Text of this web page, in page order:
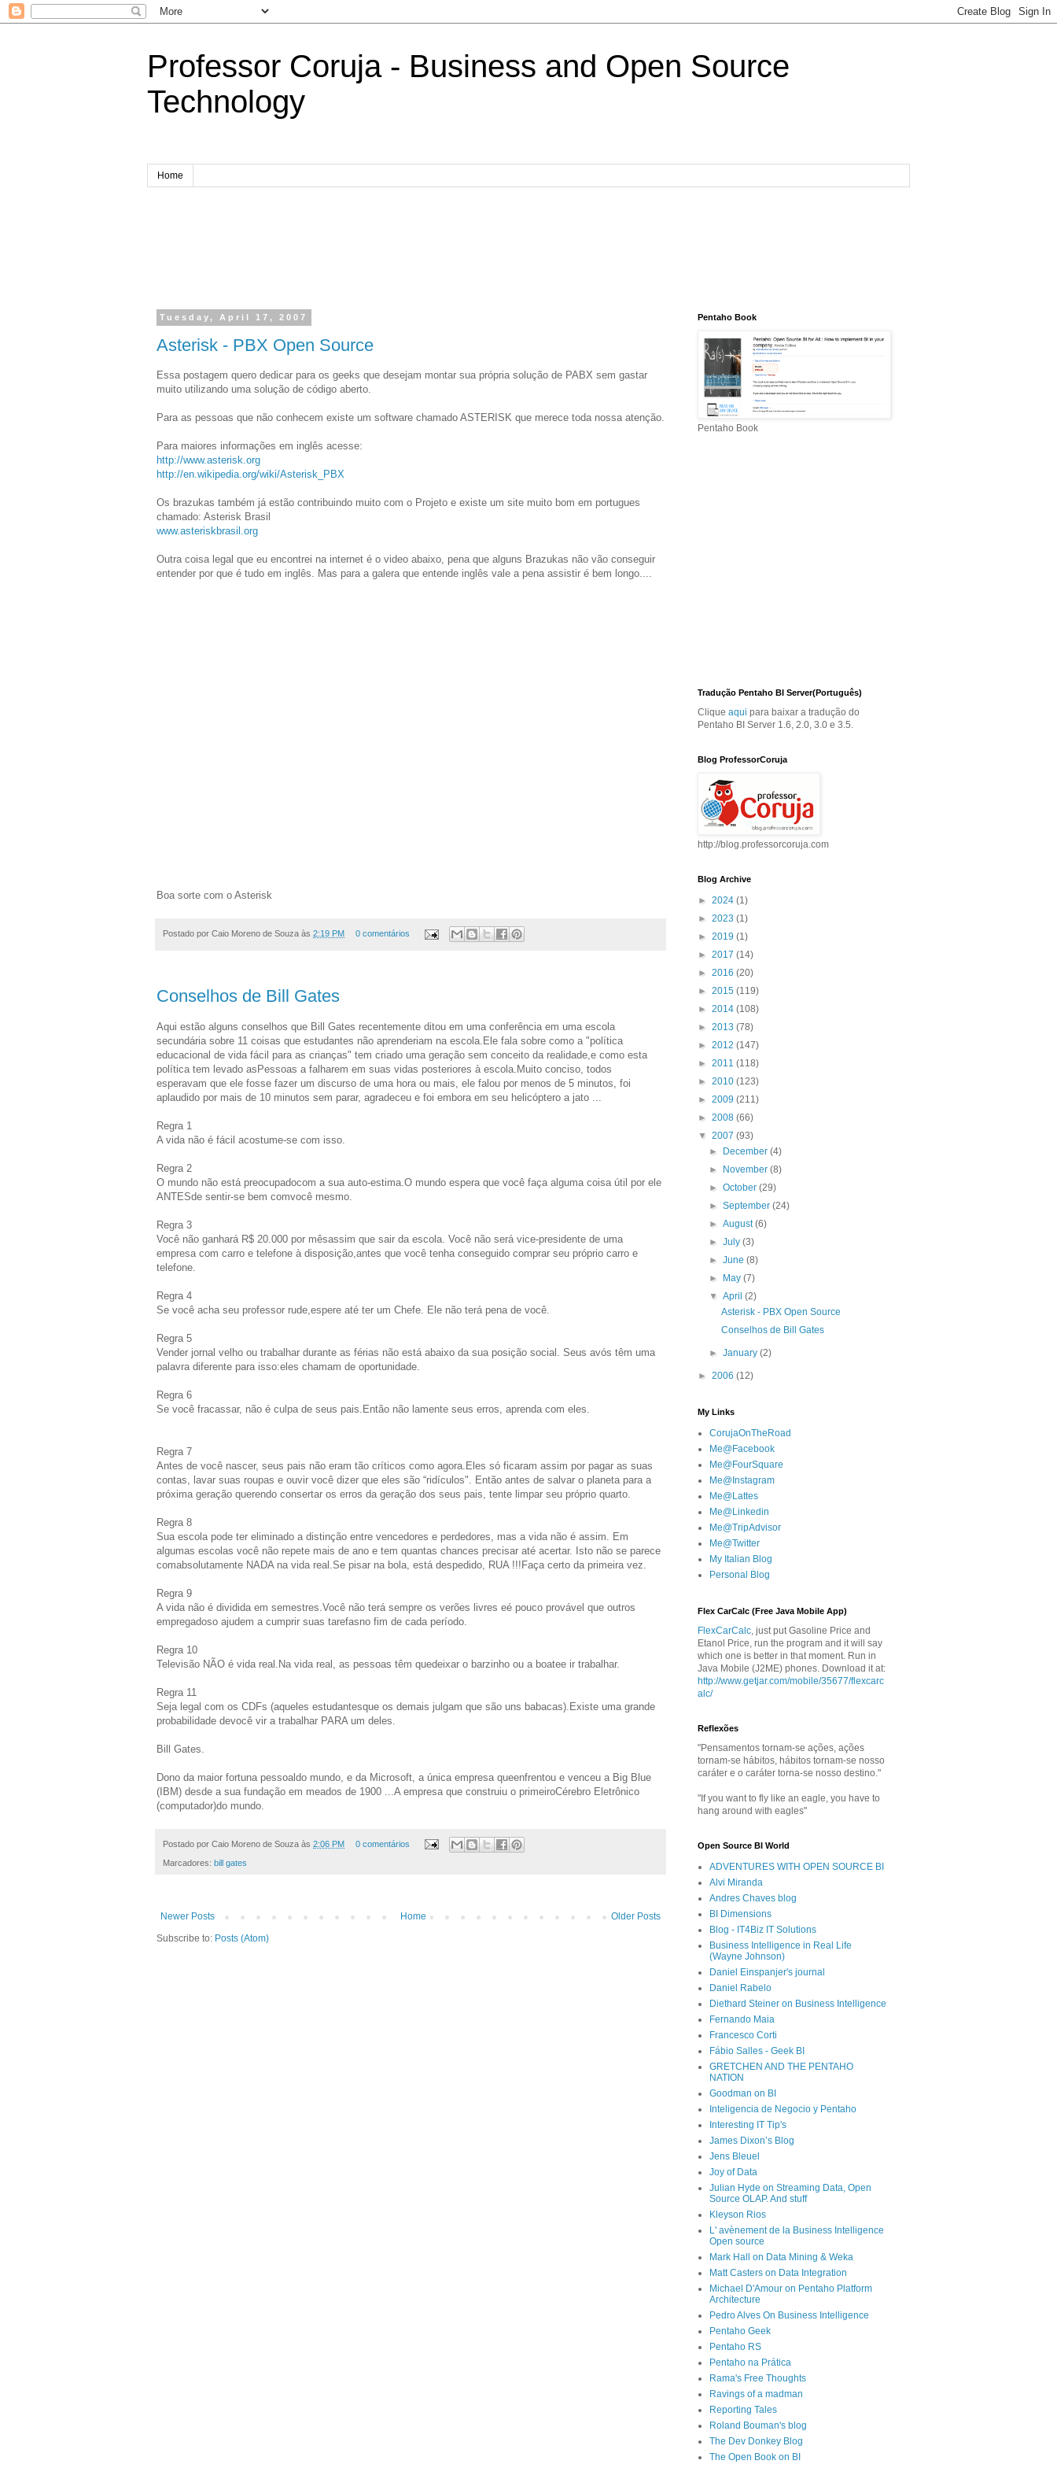
Professor Coruja - Business and Open Source
Technology
Home
Tuesday, April 17, 2007
Asterisk - PBX Open Source
Essa postagem quero dedicar para os geeks que desejam montar sua própria solução de PABX sem gastar
muito utilizando uma solução de código aberto.
Para as pessoas que não conhecem existe um software chamado ASTERISK que merece toda nossa atenção.
Para maiores informações em inglês acesse:
http://www.asterisk.org
http://en.wikipedia.org/wiki/Asterisk_PBX
Os brazukas também já estão contribuindo muito com o Projeto e existe um site muito bom em portugues
chamado: Asterisk Brasil
www.asteriskbrasil.org
Outra coisa legal que eu encontrei na internet é o video abaixo, pena que alguns Brazukas não vão conseguir
entender por que é tudo em inglês. Mas para a galera que entende inglês vale a pena assistir é bem longo....
Boa sorte com o Asterisk
Postado por Caio Moreno de Souza às 2:19 PM 0 comentários
Conselhos de Bill Gates
Aqui estão alguns conselhos que Bill Gates recentemente ditou em uma conferência em uma escola
secundária sobre 11 coisas que estudantes não aprenderiam na escola.Ele fala sobre como a "política
educacional de vida fácil para as crianças" tem criado uma geração sem conceito da realidade,e como esta
política tem levado asPessoas a falharem em suas vidas posteriores à escola.Muito conciso, todos
esperavam que ele fosse fazer um discurso de uma hora ou mais, ele falou por menos de 5 minutos, foi
aplaudido por mais de 10 minutos sem parar, agradeceu e foi embora em seu helicóptero a jato ...
Regra 1
A vida não é fácil acostume-se com isso.
Regra 2
O mundo não está preocupadocom a sua auto-estima.O mundo espera que você faça alguma coisa útil por ele
ANTESde sentir-se bem comvocê mesmo.
Regra 3
Você não ganhará R$ 20.000 por mêsassim que sair da escola. Você não será vice-presidente de uma
empresa com carro e telefone à disposição,antes que você tenha conseguido comprar seu próprio carro e
telefone.
Regra 4
Se você acha seu professor rude,espere até ter um Chefe. Ele não terá pena de você.
Regra 5
Vender jornal velho ou trabalhar durante as férias não está abaixo da sua posição social. Seus avós têm uma
palavra diferente para isso:eles chamam de oportunidade.
Regra 6
Se você fracassar, não é culpa de seus pais.Então não lamente seus erros, aprenda com eles.
Regra 7
Antes de você nascer, seus pais não eram tão críticos como agora.Eles só ficaram assim por pagar as suas
contas, lavar suas roupas e ouvir você dizer que eles são “ridículos". Então antes de salvar o planeta para a
próxima geração querendo consertar os erros da geração dos seus pais, tente limpar seu próprio quarto.
Regra 8
Sua escola pode ter eliminado a distinção entre vencedores e perdedores, mas a vida não é assim. Em
algumas escolas você não repete mais de ano e tem quantas chances precisar até acertar. Isto não se parece
comabsolutamente NADA na vida real.Se pisar na bola, está despedido, RUA !!!Faça certo da primeira vez.
Regra 9
A vida não é dividida em semestres.Você não terá sempre os verões livres eé pouco provável que outros
empregadoso ajudem a cumprir suas tarefasno fim de cada período.
Regra 10
Televisão NÃO é vida real.Na vida real, as pessoas têm quedeixar o barzinho ou a boatee ir trabalhar.
Regra 11
Seja legal com os CDFs (aqueles estudantesque os demais julgam que são uns babacas).Existe uma grande
probabilidade devocê vir a trabalhar PARA um deles.
Bill Gates.
Dono da maior fortuna pessoaldo mundo, e da Microsoft, a única empresa queenfrentou e venceu a Big Blue
(IBM) desde a sua fundação em meados de 1900 ...A empresa que construiu o primeiroCérebro Eletrônico
(computador)do mundo.
Postado por Caio Moreno de Souza às 2:06 PM 0 comentários
Marcadores: bill gates
Newer Posts Older Posts
Home
Subscribe to: Posts (Atom)
Pentaho Book
Pentaho Book
Tradução Pentaho BI Server(Português)
Clique aqui para baixar a tradução do
Pentaho BI Server 1.6, 2.0, 3.0 e 3.5.
Blog ProfessorCoruja
http://blog.professorcoruja.com
Blog Archive
► 2024 (1)
► 2023 (1)
► 2019 (1)
► 2017 (14)
► 2016 (20)
► 2015 (119)
► 2014 (108)
► 2013 (78)
► 2012 (147)
► 2011 (118)
► 2010 (123)
► 2009 (211)
► 2008 (66)
▼ 2007 (93)
►
December(4)
►
November(8)
►October(29)
►September(24)
►August(6)
►July(3)
►June(8)
►
May(7)
▼April(2)
Asterisk - PBX Open Source
Conselhos de Bill Gates
►January(2)
► 2006 (12)
My Links
CorujaOnTheRoad
Me@Facebook
Me@FourSquare
Me@Instagram
Me@Lattes
Me@Linkedin
Me@TripAdvisor
Me@Twitter
My Italian Blog
Personal Blog
Flex CarCalc (Free Java Mobile App)
FlexCarCalc, just put Gasoline Price and
Etanol Price, run the program and it will say
which one is better in that moment. Run in
Java Mobile (J2ME) phones. Download it at:
http://www.getjar.com/mobile/35677/flexcarc
alc/
Reflexões
"Pensamentos tornam-se ações, ações
tornam-se hábitos, hábitos tornam-se nosso
caráter e o caráter torna-se nosso destino."
"If you want to fly like an eagle, you have to
hang around with eagles"
Open Source BI World
ADVENTURES WITH OPEN SOURCE BI
Alvi Miranda
Andres Chaves blog
BI Dimensions
Blog - IT4Biz IT Solutions
Business Intelligence in Real Life
(Wayne Johnson)
Daniel Einspanjer's journal
Daniel Rabelo
Diethard Steiner on Business Intelligence
Fernando Maia
Francesco Corti
Fábio Salles - Geek BI
GRETCHEN AND THE PENTAHO
NATION
Goodman on BI
Inteligencia de Negocio y Pentaho
Interesting IT Tip's
James Dixon’s Blog
Jens Bleuel
Joy of Data
Julian Hyde on Streaming Data, Open
Source OLAP. And stuff
Kleyson Rios
L' avènement de la Business Intelligence
Open source
Mark Hall on Data Mining & Weka
Matt Casters on Data Integration
Michael D'Amour on Pentaho Platform
Architecture
Pedro Alves On Business Intelligence
Pentaho Geek
Pentaho RS
Pentaho na Prática
Rama's Free Thoughts
Ravings of a madman
Reporting Tales
Roland Bouman's blog
The Dev Donkey Blog
The Open Book on BI